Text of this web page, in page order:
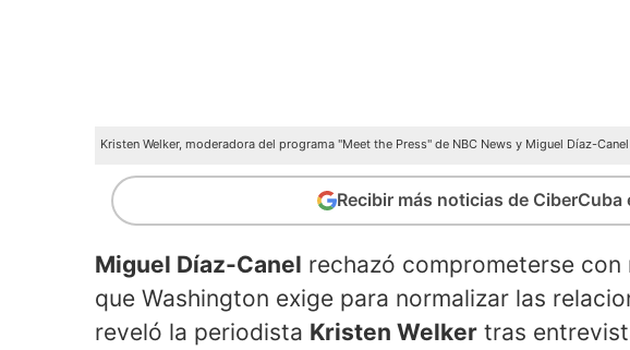
Kristen Welker, moderadora del programa "Meet the Press" de NBC News y Miguel Díaz-Canel
Recibir más noticias de CiberCuba
Miguel Díaz-Canel rechazó comprometerse
que Washington exige para normalizar las
reveló la periodista Kristen Welker tras